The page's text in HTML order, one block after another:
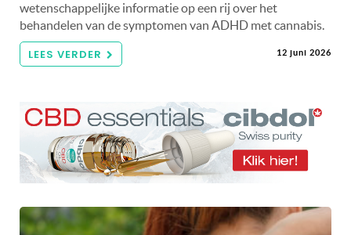
wetenschappelijke informatie op een rij over het
behandelen van de symptomen van ADHD met cannabis.
LEES VERDER 12 juni 2026